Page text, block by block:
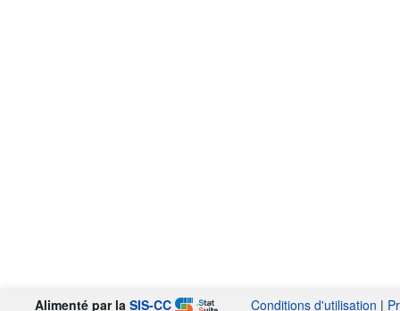
Alimenté par la SIS-CC Conditions d'utilisation |